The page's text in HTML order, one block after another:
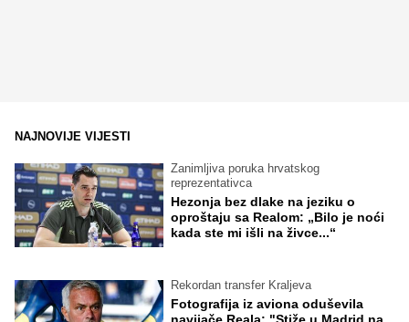
NAJNOVIJE VIJESTI
Zanimljiva poruka hrvatskog
reprezentativca
Hezonja bez dlake na jeziku o
oproštaju sa Realom: „Bilo je noći
kada ste mi išli na živce...“
Rekordan transfer Kraljeva
Fotografija iz aviona oduševila
navijače Reala: "Stiže u Madrid na